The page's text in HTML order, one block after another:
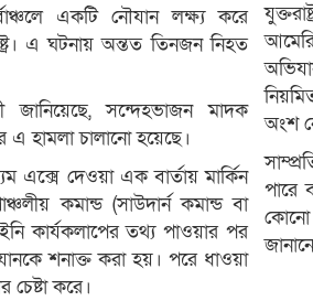
একটি নৌযান লক্ষ্য করে
এ ঘটনায় অন্তত তিনজন নিহত
জানিয়েছে, সন্দেহভাজন মাদক
এ হামলা চালানো হয়েছে।
এক্সে দেওয়া এক বার্তায় মার্কিন
কমান্ড (সাউদার্ন কমান্ড বা
কার্যকলাপের তথ্য পাওয়ার পর
শনাক্ত করা হয়। পরে ধাওয়া
করে।
অংশ
পারে
কোনো